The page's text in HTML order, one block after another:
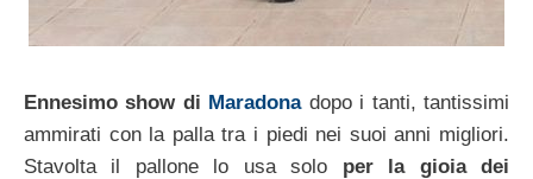
Ennesimo show di Maradonadopo i tanti, tantissimi
ammirati con la palla tra i piedi nei suoi anni migliori.
Stavolta il pallone lo usa solo per la gioia dei